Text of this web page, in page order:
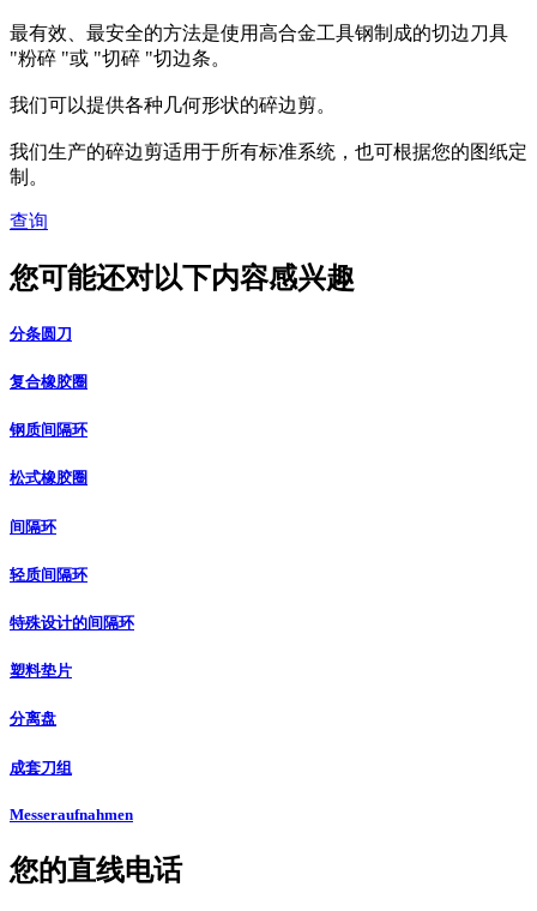
最有效、最安全的方法是使用高合金工具钢制成的切边刀具
"粉碎 "或 "切碎 "切边条。
我们可以提供各种几何形状的碎边剪。
我们生产的碎边剪适用于所有标准系统，也可根据您的图纸定
制。
查询
您可能还对以下内容感兴趣
分条圆刀
复合橡胶圈
钢质间隔环
松式橡胶圈
间隔环
轻质间隔环
特殊设计的间隔环
塑料垫片
分离盘
成套刀组
Messeraufnahmen
您的直线电话